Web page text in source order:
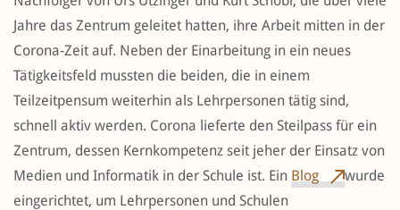
Jahre das Zentrum geleitet hatten, ihre Arbeit mitten in der
Corona-Zeit auf. Neben der Einarbeitung in ein neues
Tätigkeitsfeld mussten die beiden, die in einem
Teilzeitpensum weiterhin als Lehrpersonen tätig sind,
schnell aktiv werden. Corona lieferte den Steilpass für ein
Zentrum, dessen Kernkompetenz seit jeher der Einsatz von
Medien und Informatik in der Schule ist. Ein Blog
wurde
eingerichtet, um Lehrpersonen und Schulen